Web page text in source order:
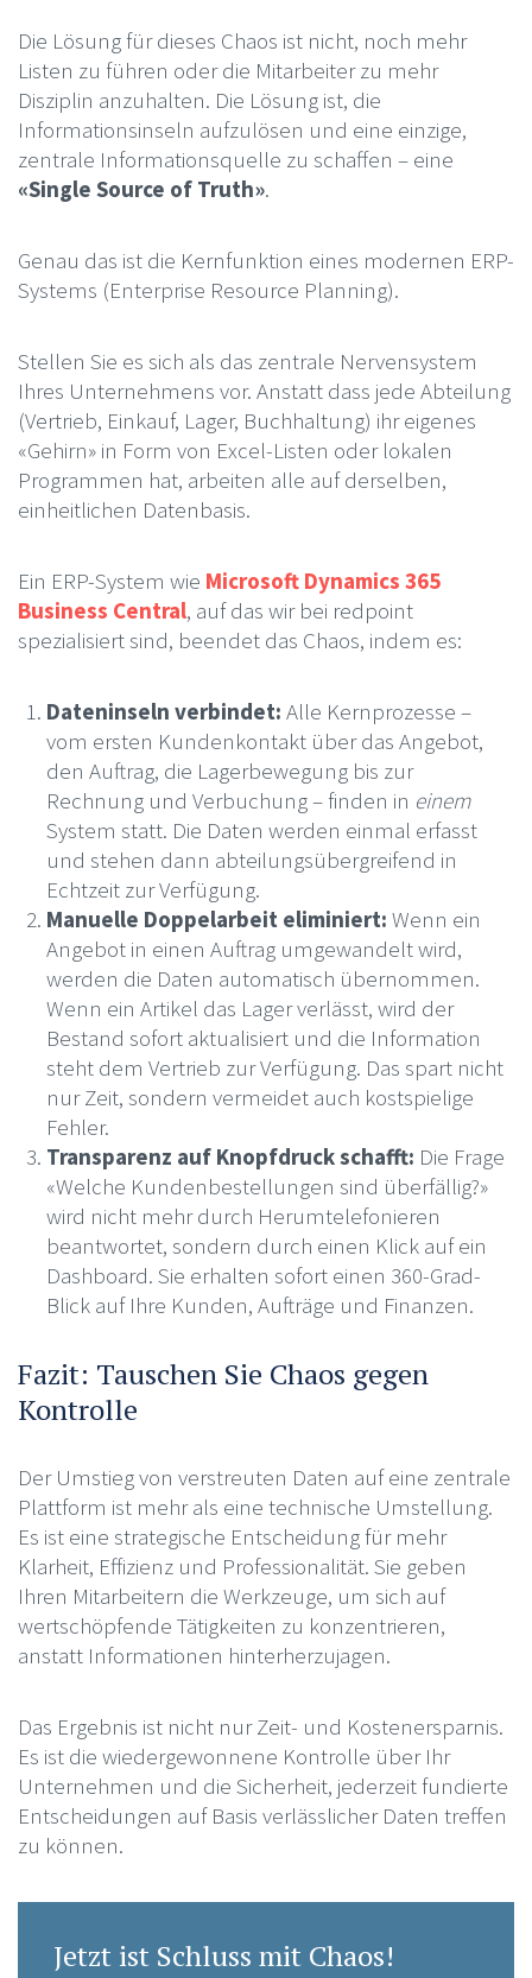
Die Lösung für dieses Chaos ist nicht, noch mehr
Listen zu führen oder die Mitarbeiter zu mehr
Disziplin anzuhalten. Die Lösung ist, die
Informationsinseln aufzulösen und eine einzige,
zentrale Informationsquelle zu schaffen – eine
«Single Source of Truth».
Genau das ist die Kernfunktion eines modernen ERP-
Systems (Enterprise Resource Planning).
Stellen Sie es sich als das zentrale Nervensystem
Ihres Unternehmens vor. Anstatt dass jede Abteilung
(Vertrieb, Einkauf, Lager, Buchhaltung) ihr eigenes
«Gehirn» in Form von Excel-Listen oder lokalen
Programmen hat, arbeiten alle auf derselben,
einheitlichen Datenbasis.
Ein ERP-System wie Microsoft Dynamics 365
Business Central, auf das wir bei redpoint
spezialisiert sind, beendet das Chaos, indem es:
Dateninseln verbindet: Alle Kernprozesse –
vom ersten Kundenkontakt über das Angebot,
den Auftrag, die Lagerbewegung bis zur
Rechnung und Verbuchung – finden in einem
System statt. Die Daten werden einmal erfasst
und stehen dann abteilungsübergreifend in
Echtzeit zur Verfügung.
Manuelle Doppelarbeit eliminiert: Wenn ein
Angebot in einen Auftrag umgewandelt wird,
werden die Daten automatisch übernommen.
Wenn ein Artikel das Lager verlässt, wird der
Bestand sofort aktualisiert und die Information
steht dem Vertrieb zur Verfügung. Das spart nicht
nur Zeit, sondern vermeidet auch kostspielige
Fehler.
Transparenz auf Knopfdruck schafft: Die Frage
«Welche Kundenbestellungen sind überfällig?»
wird nicht mehr durch Herumtelefonieren
beantwortet, sondern durch einen Klick auf ein
Dashboard. Sie erhalten sofort einen 360-Grad-
Blick auf Ihre Kunden, Aufträge und Finanzen.
Fazit: Tauschen Sie Chaos gegen
Kontrolle
Der Umstieg von verstreuten Daten auf eine zentrale
Plattform ist mehr als eine technische Umstellung.
Es ist eine strategische Entscheidung für mehr
Klarheit, Effizienz und Professionalität. Sie geben
Ihren Mitarbeitern die Werkzeuge, um sich auf
wertschöpfende Tätigkeiten zu konzentrieren,
anstatt Informationen hinterherzujagen.
Das Ergebnis ist nicht nur Zeit- und Kostenersparnis.
Es ist die wiedergewonnene Kontrolle über Ihr
Unternehmen und die Sicherheit, jederzeit fundierte
Entscheidungen auf Basis verlässlicher Daten treffen
zu können.
Jetzt ist Schluss mit Chaos!